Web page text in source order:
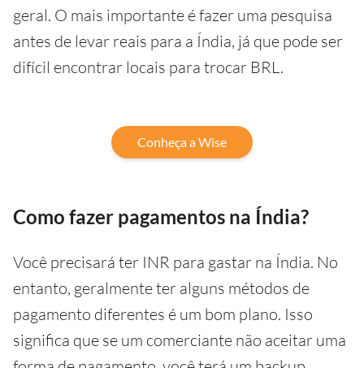
geral. O mais importante é fazer uma pesquisa
antes de levar reais para a Índia, já que pode ser
difícil encontrar locais para trocar BRL.
Conheça a Wise
Como fazer pagamentos na Índia?
Você precisará ter INR para gastar na Índia. No
entanto, geralmente ter alguns métodos de
pagamento diferentes é um bom plano. Isso
significa que se um comerciante não aceitar uma